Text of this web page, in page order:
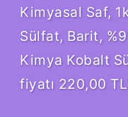
Kimyasal Saf,
Sülfat, Barit,
Kimya Kobalt
fiyatı 220,00